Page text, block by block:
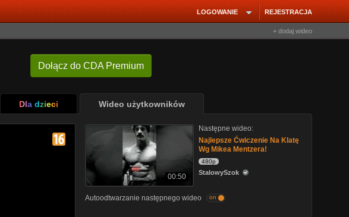
REJESTRACJA
LOGOWANIE
+ dodaj wideo
Dołącz do CDA Premium
Dla dzieci Wideo użytkowników
00:50
Następne wideo:
Najlepsze Ćwiczenie Na Klatę
Wg Mikea Mentzera!
480p
StalowySzok
Autoodtwarzanie następnego wideo on